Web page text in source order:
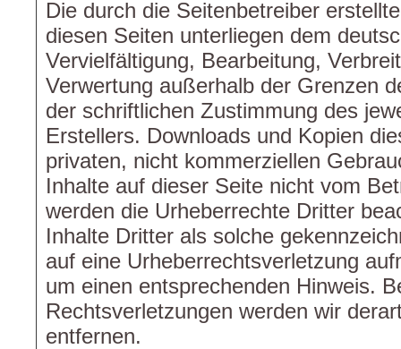
Die durch die Seitenbetreiber
diesen Seiten unterliegen dem
Vervielfältigung, Bearbeitung,
Verwertung außerhalb der Grenzen
der schriftlichen Zustimmung des
Erstellers. Downloads und Kopien
privaten, nicht kommerziellen
Inhalte auf dieser Seite nicht vom
werden die Urheberrechte Dritter
Inhalte Dritter als solche
auf eine Urheberrechtsverletzung
um einen entsprechenden Hinweis.
Rechtsverletzungen werden wir
entfernen.